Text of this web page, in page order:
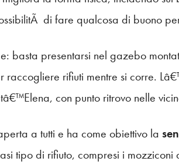
di fare qualcosa di buono
basta presentarsi nel gazebo
rifiuti mentre si corre.
con punto ritrovo nelle
a tutti e ha come obiettivo la
tipo di rifiuto, compresi i